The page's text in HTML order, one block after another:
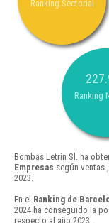
Ranking Sectorial
Ranking
Bombas Letrin Sl. ha
Empresas según ventas
2023.
En el Ranking de
2024 ha conseguido la
respecto al año 2023.